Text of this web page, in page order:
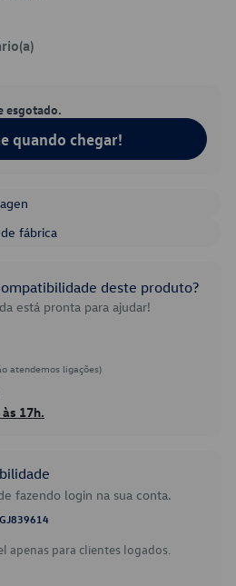
esgotado.
quando chegar!
fábrica
deste produto?
está pronta para ajudar!
atendemos ligações)
17h.
fazendo login na sua conta.
apenas para clientes logados.